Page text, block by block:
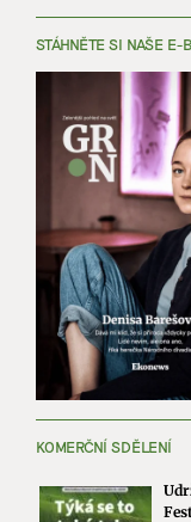
STÁHNĚTE SI NAŠE E-
KOMERČNÍ SDĚLENÍ